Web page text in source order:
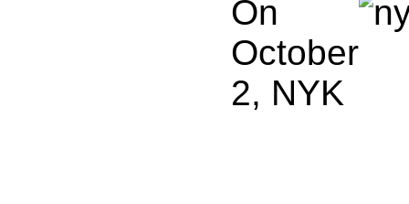
On
October
2, NYK